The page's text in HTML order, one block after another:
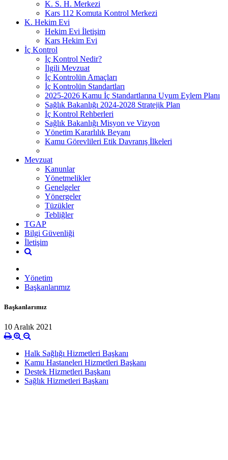
K. S. H. Merkezi
Kars 112 Komuta Kontrol Merkezi
K. Hekim Evi
Hekim Evi İletişim
Kars Hekim Evi
İç Kontrol
İç Kontrol Nedir?
İlgili Mevzuat
İç Kontrolün Amaçları
İç Kontrolün Standartları
2025-2026 Kamu İç Standartlarına Uyum Eylem Planı
Sağlık Bakanlığı 2024-2028 Stratejik Plan
İç Kontrol Rehberleri
Sağlık Bakanlığı Misyon ve Vizyon
Yönetim Kararlılık Beyanı
Kamu Görevlileri Etik Davranış İlkeleri
Mevzuat
Kanunlar
Yönetmelikler
Genelgeler
Yönergeler
Tüzükler
Tebliğler
TGAP
Bilgi Güvenliği
İletişim
Yönetim
Başkanlarımız
Başkanlarımız
10 Aralık 2021
Halk Sağlığı Hizmetleri Başkanı
Kamu Hastaneleri Hizmetleri Başkanı
Destek Hizmetleri Başkanı
Sağlık Hizmetleri Başkanı